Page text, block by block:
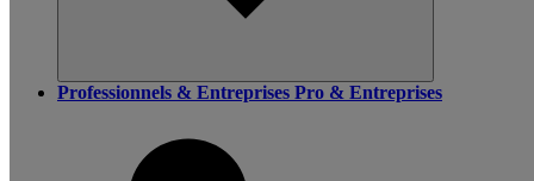
Professionnels & Entreprises Pro & Entreprises